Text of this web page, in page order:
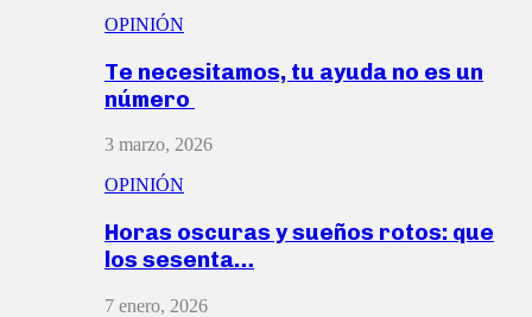
OPINIÓN
Te necesitamos, tu ayuda no es un
número
3 marzo, 2026
OPINIÓN
Horas oscuras y sueños rotos: que
los sesenta…
7 enero, 2026